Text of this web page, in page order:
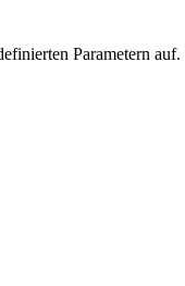
Parametern auf.